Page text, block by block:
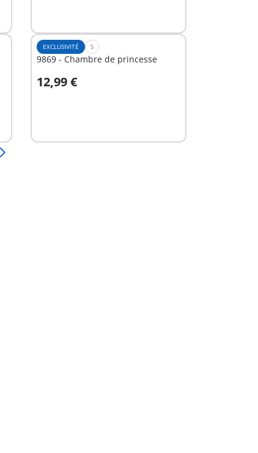
EXCLUSIVITÉ S
9869 - Chambre de princesse
12,99 €
Au panier